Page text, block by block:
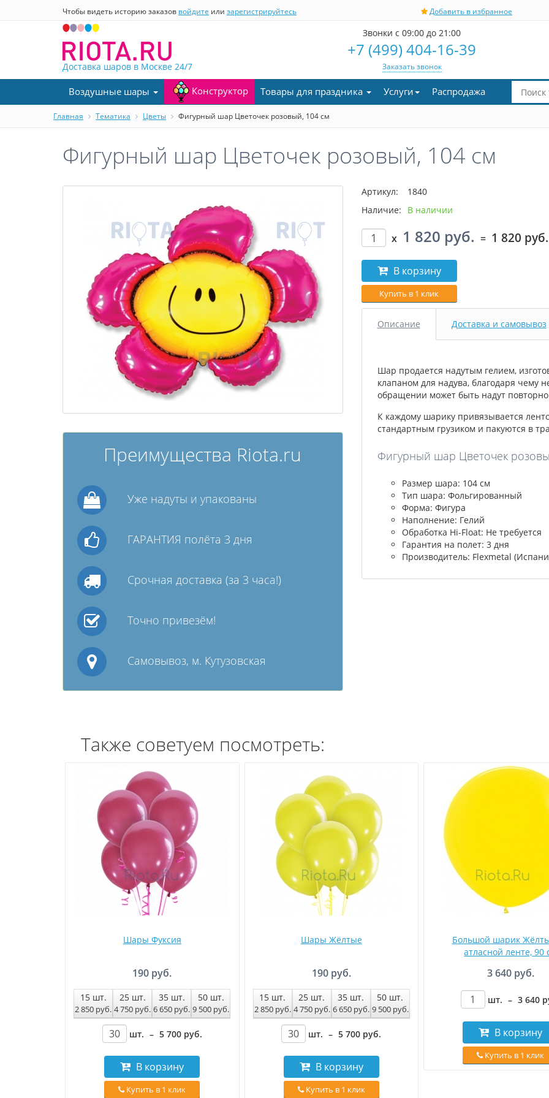
Чтобы видеть историю заказов войдите или зарегистрируйтесь Добавить в избранное
Доставка шаров в Москве 24/7
Звонки с 09:00 до 21:00
+7 (499) 404-16-39
Заказать звонок
Воздушные шары Конструктор Товары для праздника Услуги Распродажа
Главная Тематика Цветы Фигурный шар Цветочек розовый, 104 см
Фигурный шар Цветочек розовый, 104 см
Преимущества Riota.ru
Уже надуты и упакованы
ГАРАНТИЯ полёта 3 дня
Срочная доставка (за 3 часа!)
Точно привезём!
Самовывоз, м. Кутузовская
Артикул:
1840
Наличие:
В наличии
x 1 820 руб. = 1 820 руб.
В корзину
Купить в 1 клик
Описание Доставка и самовывоз
Шар продается надутым гелием,
клапаном для надува, благодаря чему
обращении может быть надут
К каждому шарику привязывается
стандартным грузиком и пакуются в
Фигурный шар Цветочек
Размер шара: 104 см
Тип шара: Фольгированный
Форма: Фигура
Наполнение: Гелий
Обработка Hi-Float: Не требуется
Гарантия на полет: 3 дня
Производитель: Flexmetal
Также советуем посмотреть:
Шары Фуксия
190 руб.
15шт.
2 850 руб.
25шт.
4 750 руб.
35шт.
6 650 руб.
50шт.
9 500 руб.
шт. – 5 700 руб.
В корзину
Купить в 1 клик
Шары Жёлтые
190 руб.
15 шт.
2 850 руб.
25 шт.
4 750 руб.
35 шт.
6 650 руб.
50 шт.
9 500 руб.
шт. – 5 700 руб.
В корзину
Купить в 1 клик
Большой шарик
атласной ленте, 90
3 640 руб.
шт. – 3 640
В корзину
Купить в 1 клик